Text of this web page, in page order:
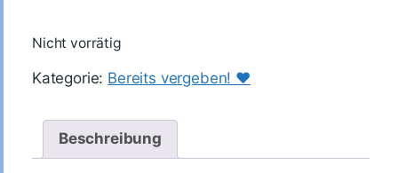
Nicht vorrätig
Kategorie: Bereits vergeben! ♥️
Beschreibung